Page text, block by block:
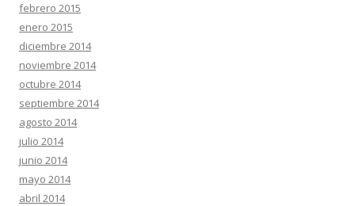
febrero 2015
enero 2015
diciembre 2014
noviembre 2014
octubre 2014
septiembre 2014
agosto 2014
julio 2014
junio 2014
mayo 2014
abril 2014